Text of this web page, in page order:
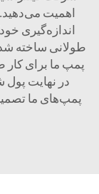
اندازه‌گیری
طولانی ساخته
پمپ ما برای
در نهایت پول
پمپ‌های ما